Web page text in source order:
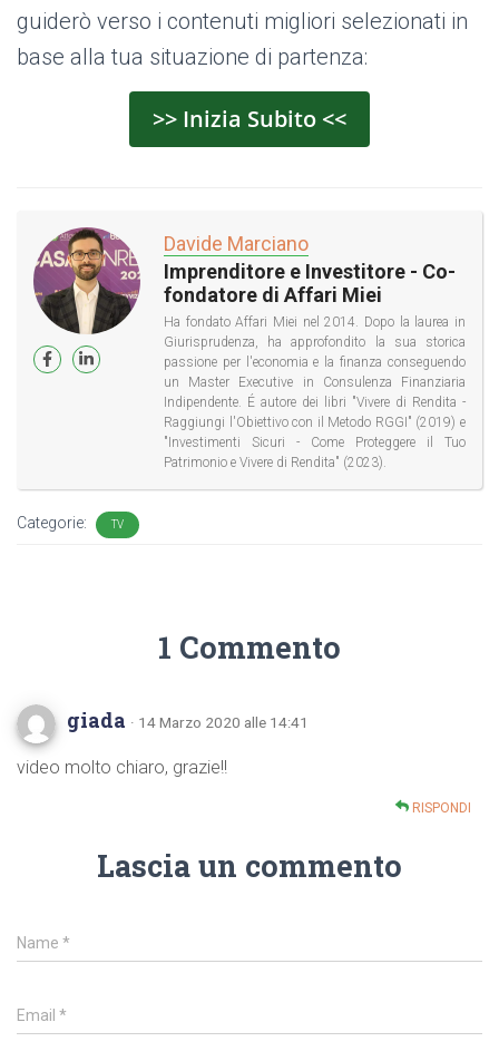
guiderò verso i contenuti migliori selezionati in
base alla tua situazione di partenza:
>> Inizia Subito <<
Davide Marciano
Imprenditore e Investitore - Co-
fondatore di Affari Miei
Ha fondato Affari Miei nel 2014. Dopo la laurea in
Giurisprudenza, ha approfondito la sua storica
passione per l'economia e la finanza conseguendo
un Master Executive in Consulenza Finanziaria
Indipendente. É autore dei libri "Vivere di Rendita -
Raggiungi l'Obiettivo con il Metodo RGGI" (2019) e
"Investimenti Sicuri - Come Proteggere il Tuo
Patrimonio e Vivere di Rendita" (2023).
Categorie: TV
1 Commento
giada · 14 Marzo 2020 alle 14:41
video molto chiaro, grazie!!
RISPONDI
Lascia un commento
Name *
Email *